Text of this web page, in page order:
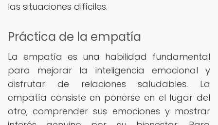
las situaciones difíciles.
Práctica de la empatía
La empatía es una habilidad fundamental
para mejorar la inteligencia emocional y
disfrutar de relaciones saludables. La
empatía consiste en ponerse en el lugar del
otro, comprender sus emociones y mostrar